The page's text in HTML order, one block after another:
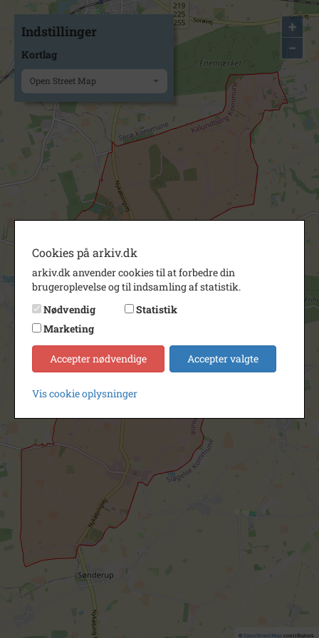
+
−
© OpenStreetMapcontributors.
Indstillinger
Kortlag
Open Street Map
Cookies på arkiv.dk
arkiv.dk anvender cookies til at forbedre din
brugeroplevelse og til indsamling af statistik.
Nødvendig
Statistik
Marketing
Accepter nødvendige Accepter valgte
Vis cookie oplysninger